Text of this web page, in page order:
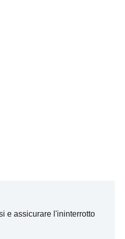
e assicurare l'ininterrotto